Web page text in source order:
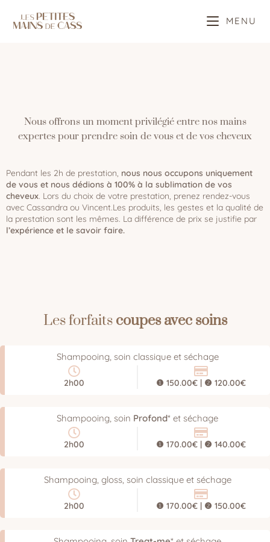
MENU
Nous offrons un moment privilégié entre nos mains
expertes pour prendre soin de vous et de vos cheveux
Pendant les 2h de prestation, nous nous occupons uniquement
de vous et nous dédions à 100% à la sublimation de vos
cheveux. Lors du choix de votre prestation, prenez rendez-vous
avec Cassandra ou Vincent.Les produits, les gestes et la qualité de
la prestation sont les mêmes. La différence de prix se justifie par
l’expérience et le savoir faire.
Les forfaitscoupes avec soins
Shampooing, soin classique et séchage
2h00 ❶ 150.00€ | ❷ 120.00€
Shampooing, soin Profond* et séchage
2h00 ❶ 170.00€ | ❷ 140.00€
Shampooing, gloss, soin classique et séchage
2h00 ❶ 170.00€ | ❷ 150.00€